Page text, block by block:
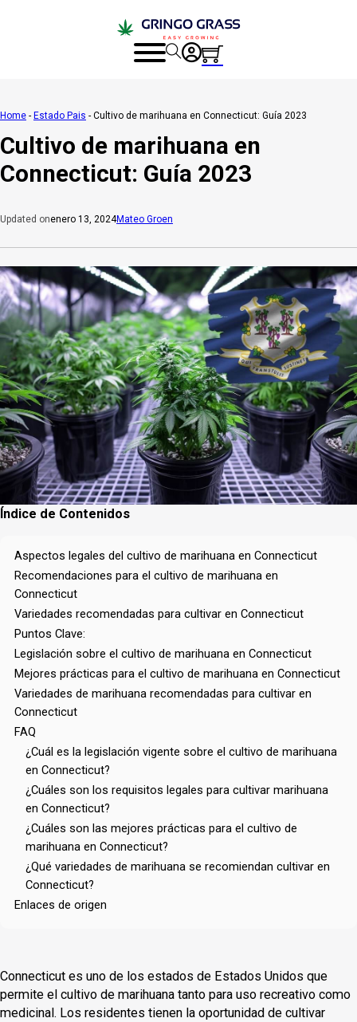
Home - Estado Pais - Cultivo de marihuana en Connecticut: Guía 2023
Cultivo de marihuana en
Connecticut: Guía 2023
Updated onenero 13, 2024Mateo Groen
Índice de Contenidos
Aspectos legales del cultivo de marihuana en Connecticut
Recomendaciones para el cultivo de marihuana en
Connecticut
Variedades recomendadas para cultivar en Connecticut
Puntos Clave:
Legislación sobre el cultivo de marihuana en Connecticut
Mejores prácticas para el cultivo de marihuana en Connecticut
Variedades de marihuana recomendadas para cultivar en
Connecticut
FAQ
¿Cuál es la legislación vigente sobre el cultivo de marihuana
en Connecticut?
¿Cuáles son los requisitos legales para cultivar marihuana
en Connecticut?
¿Cuáles son las mejores prácticas para el cultivo de
marihuana en Connecticut?
¿Qué variedades de marihuana se recomiendan cultivar en
Connecticut?
Enlaces de origen
Connecticut es uno de los estados de Estados Unidos que
permite el cultivo de marihuana tanto para uso recreativo como
medicinal. Los residentes tienen la oportunidad de cultivar